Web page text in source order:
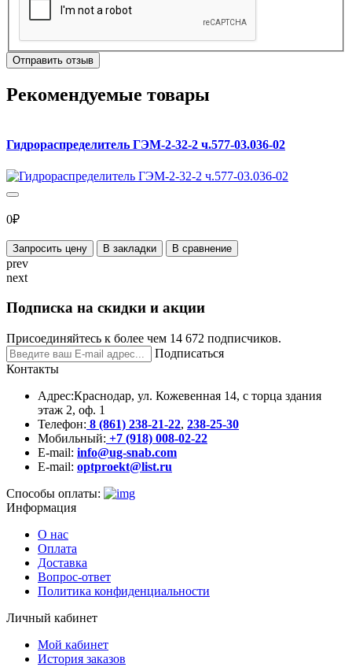
Отправить отзыв
Рекомендуемые товары
Гидрораспределитель ГЭМ-2-32-2 ч.577-03.036-02
0₽
Запросить цену В закладки В сравнение
prev
next
Подписка на скидки и акции
Присоединяйтесь к более чем 14 672 подписчиков.
Подписаться
Контакты
Адрес:Краснодар, ул. Кожевенная 14, с торца здания
этаж 2, оф. 1
Телефон: 8 (861) 238-21-22, 238-25-30
Мобильный: +7 (918) 008-02-22
E-mail: info@ug-snab.com
E-mail: optproekt@list.ru
Способы оплаты:
Информация
О нас
Оплата
Доставка
Вопрос-ответ
Политика конфиденциальности
Личный кабинет
Мой кабинет
История заказов